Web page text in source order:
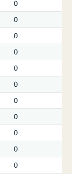
0
0
0
0
0
0
0
0
0
0
0